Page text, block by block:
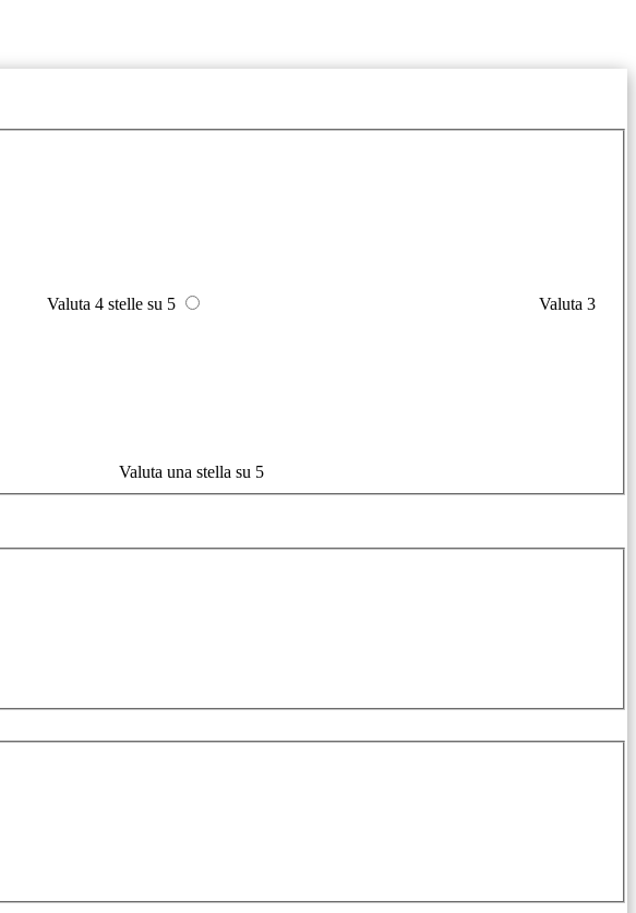
Valuta 4 stelle su 5 Valuta 3
Valuta una stella su 5